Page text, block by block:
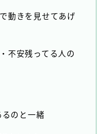
動きを見せてあげ
不安残ってる人の
るのと一緒